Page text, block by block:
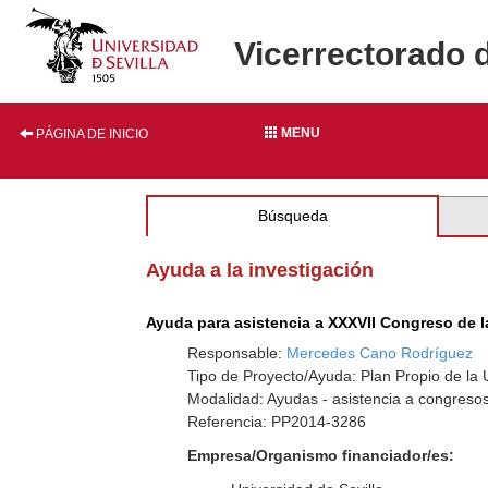
Vicerrectorado
PÁGINA DE INICIO MENU
Búsqueda
Ayuda a la investigación
Ayuda para asistencia a XXXVII Congreso
Responsable: Mercedes Cano Rodríguez
Tipo de Proyecto/Ayuda: Plan Propio de la
Modalidad: Ayudas - asistencia a
Referencia: PP2014-3286
Empresa/Organismo financiador/es: